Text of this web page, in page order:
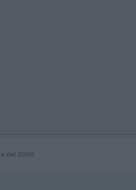
del 2009